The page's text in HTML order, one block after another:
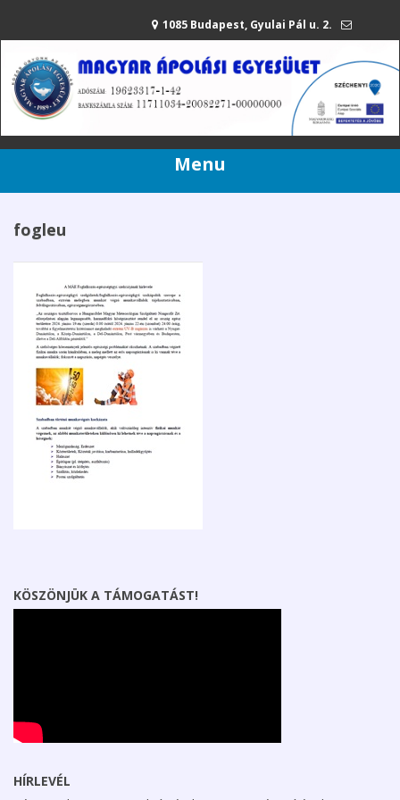
1085 Budapest, Gyulai Pál u. 2.
mae@apolasiegyesulet.hu 20/216-42-80
Menu
fogleu
KÖSZÖNJÜK A TÁMOGATÁST!
HÍRLEVÉL